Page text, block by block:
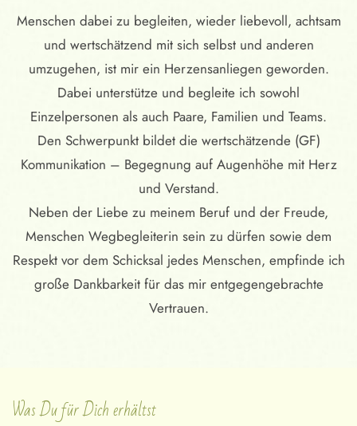
Menschen dabei zu begleiten, wieder liebevoll, achtsam
und wertschätzend mit sich selbst und anderen
umzugehen, ist mir ein Herzensanliegen geworden.
Dabei unterstütze und begleite ich sowohl
Einzelpersonen als auch Paare, Familien und Teams.
Den Schwerpunkt bildet die wertschätzende (GF)
Kommunikation – Begegnung auf Augenhöhe mit Herz
und Verstand.
Neben der Liebe zu meinem Beruf und der Freude,
Menschen Wegbegleiterin sein zu dürfen sowie dem
Respekt vor dem Schicksal jedes Menschen, empfinde ich
große Dankbarkeit für das mir entgegengebrachte
Vertrauen.
Was Du für Dich erhältst